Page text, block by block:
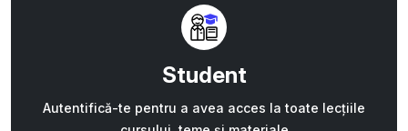
Student
Autentifică-te pentru a avea acces la toate lecțiile